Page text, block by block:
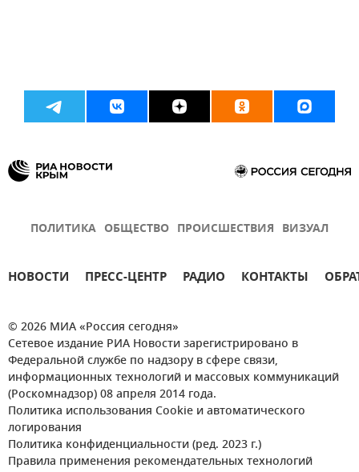
ПОЛИТИКА ОБЩЕСТВО ПРОИСШЕСТВИЯ ВИЗУАЛ
НОВОСТИ ПРЕСС-ЦЕНТР РАДИО КОНТАКТЫ
© 2026 МИА «Россия сегодня»
Сетевое издание РИА Новости зарегистрировано в
Федеральной службе по надзору в сфере связи,
информационных технологий и массовых коммуникаций
(Роскомнадзор) 08 апреля 2014 года.
Политика использования Cookie и автоматического
логирования
Политика конфиденциальности (ред. 2023 г.)
Правила применения рекомендательных технологий